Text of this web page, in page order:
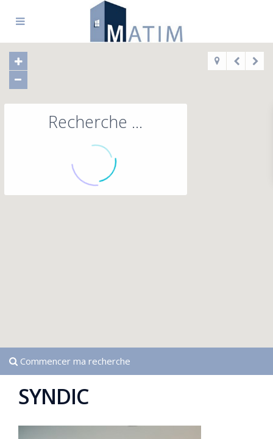
Recherche ...
Commencer ma recherche
SYNDIC